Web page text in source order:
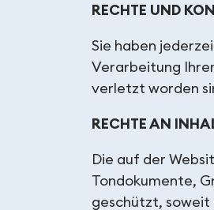
RECHTE UND
Sie haben
Verarbeitung
verletzt worden
RECHTE AN
Die auf der
Tondokumente,
geschützt, soweit